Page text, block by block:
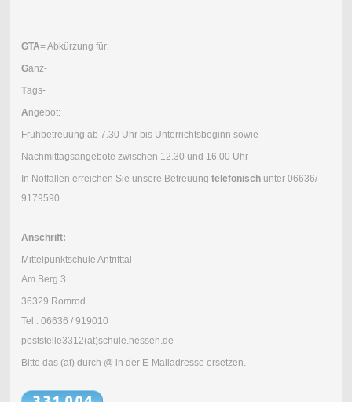
GTA= Abkürzung für:
Ganz-
Tags-
Angebot:
Frühbetreuung ab 7.30 Uhr bis Unterrichtsbeginn sowie
Nachmittagsangebote zwischen 12.30 und 16.00 Uhr
In Notfällen erreichen Sie unsere Betreuung telefonischunter 06636/
9179590.
Anschrift:
Mittelpunktschule Antrifttal
Am Berg 3
36329 Romrod
Tel.: 06636 / 919010
poststelle3312(at)schule.hessen.de
Bitte das (at) durch @ in der E-Mailadresse ersetzen.